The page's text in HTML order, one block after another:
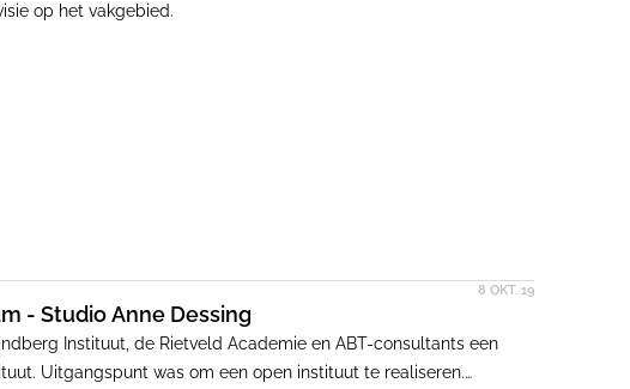
op het vakgebied.
8 OKT. 19
- Studio Anne Dessing
Instituut, de Rietveld Academie en ABT-consultants een
Uitgangspunt was om een open instituut te realiseren.